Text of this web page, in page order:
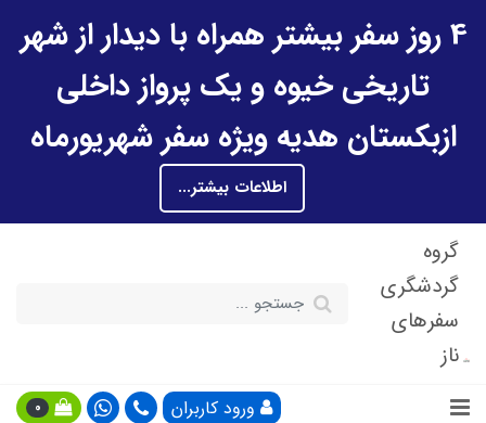
4 روز سفر بیشتر همراه با دیدار از شهر
تاریخی خیوه و یک پرواز داخلی
ازبکستان هدیه ویژه سفر شهریورماه
اطلاعات بیشتر...
گروه
گردشگری
سفرهای
ناز
ورود کاربران 0